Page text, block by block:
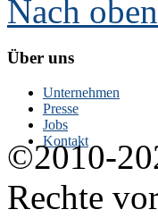
Nach oben
Über uns
Unternehmen
Presse
Jobs
Kontakt
©2010-
Rechte